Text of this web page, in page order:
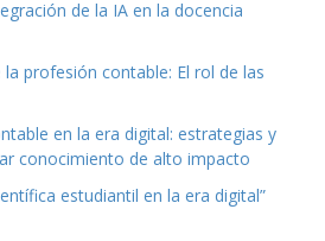
de la IA en la docencia
profesión contable: El rol de las
en la era digital: estrategias y
conocimiento de alto impacto
estudiantil en la era digital”